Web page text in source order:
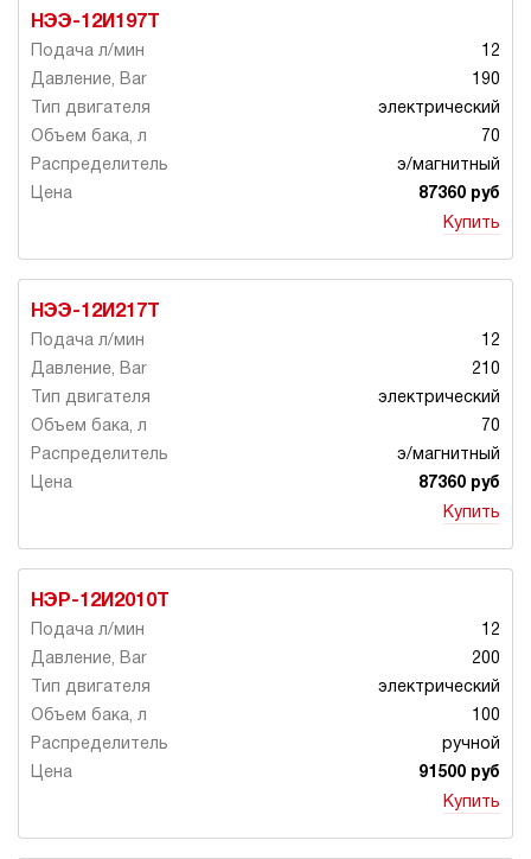
НЭЭ-12И197Т
12
190
электрический
70
э/магнитный
87360 руб
Купить
НЭЭ-12И217Т
12
210
электрический
70
э/магнитный
87360 руб
Купить
НЭР-12И2010Т
12
200
электрический
100
ручной
91500 руб
Купить